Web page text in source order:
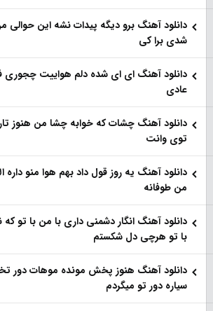
دانلود آهنگ برو دیگه پیدات نشه این حوالی
شدی برا کی
دانلود آهنگ ای ای شده دلم هواییت چجوری
عادی
دانلود آهنگ چشات که خوابه چشا من هنوز
توی وانت
دانلود آهنگ یه روز قول داد بهم هوا منو داره
من طوفانه
دانلود آهنگ انگار دشمنی داری با من با تو که
با تو هرچی دل شکستم
دانلود آهنگ هنوز پخش مونده موهات دور
سیاره دور تو میگردم